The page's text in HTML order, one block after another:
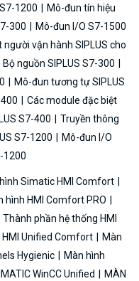
1200
Mô-đun tín hiệu
300
Mô-đun I/O S7-1500
vận hành SIPLUS cho
Bộ nguồn SIPLUS S7-300
Mô-đun tương tự SIPLUS
Các module đặc biệt
S7-400
Truyền thông
S7-1200
Mô-đun I/O
1200
Simatic HMI Comfort
hình HMI Comfort PRO
Thành phần hệ thống HMI
HMI Unified Comfort
Màn
Hygienic
Màn hình
WinCC Unified
MÀN